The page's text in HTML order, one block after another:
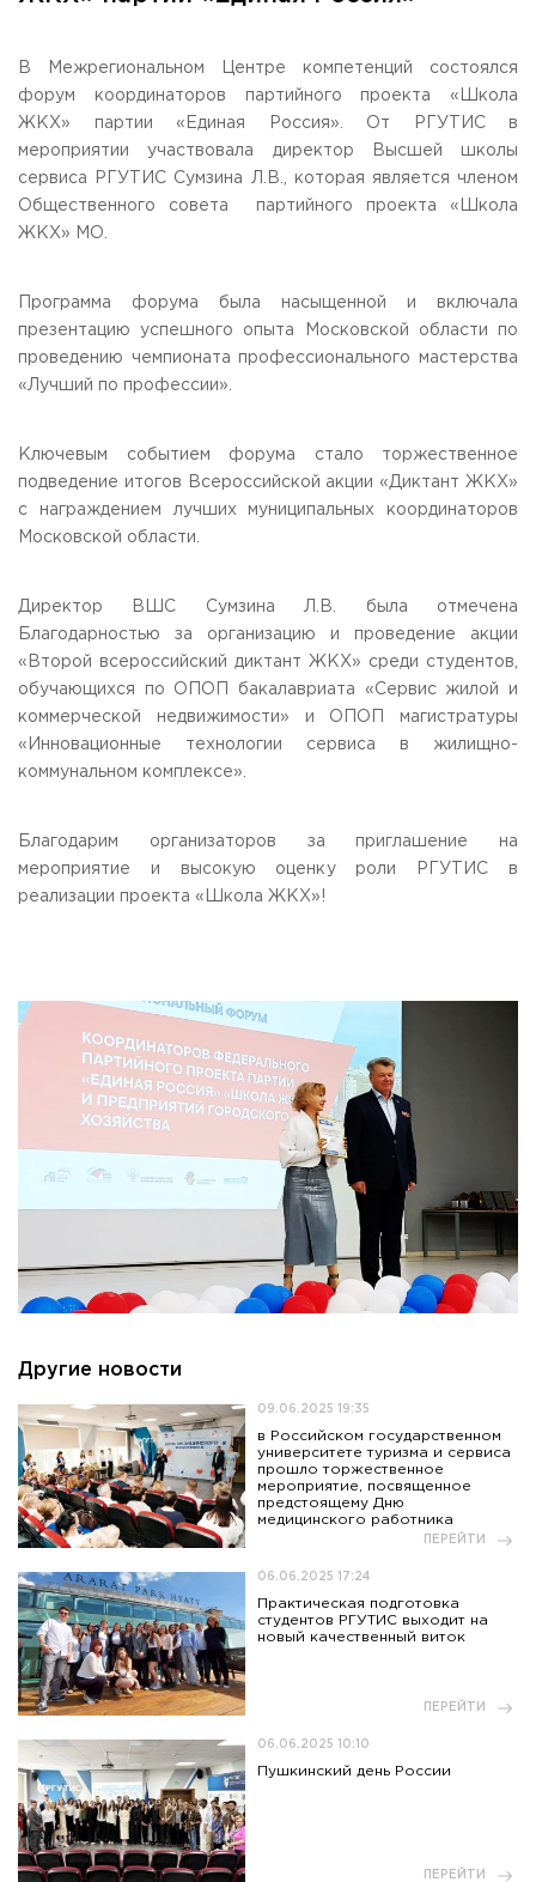
Общежитие / Кампус РГУТИС
Контакты
Научная деятельность
Дополнительное образование
Федеральный ресурсный центр
Федеральное учебно-методическое объединение в
системе СПО
Профком
Конкурс ППС
ЗАКАЗАТЬ ОБРАТНЫЙ ЗВОНОК
АДРЕС
141221, Московская обл.,Городской округ Пушкинский,
пгт. Черкизово, ул. Главная, 99
+7 (495) 940 83 58 - Приемная комиссия
E-MAIL
info@rguts.ru
obrashenia@rguts.ru
ГРАФИК И РЕЖИМ РАБОТЫ
пн-чт: с 09:00 до 18:00;
сб-вс: выходной
сб: с 10:00 до 15:30;
В Межрегиональном Центре компетенций состоялся
форум координаторов партийного проекта «Школа
ЖКХ» партии «Единая Россия». От РГУТИС в
мероприятии участвовала директор Высшей школы
сервиса РГУТИС Сумзина Л.В., которая является членом
Общественного совета партийного проекта «Школа
ЖКХ» МО.
Программа форума была насыщенной и включала
презентацию успешного опыта Московской области по
проведению чемпионата профессионального мастерства
«Лучший по профессии».
Ключевым событием форума стало торжественное
подведение итогов Всероссийской акции «Диктант ЖКХ»
с награждением лучших муниципальных координаторов
Московской области.
Директор ВШС Сумзина Л.В. была отмечена
Благодарностью за организацию и проведение акции
«Второй всероссийский диктант ЖКХ» среди студентов,
обучающихся по ОПОП бакалавриата «Сервис жилой и
коммерческой недвижимости» и ОПОП магистратуры
«Инновационные технологии сервиса в жилищно-
коммунальном комплексе».
Благодарим организаторов за приглашение на
мероприятие и высокую оценку роли РГУТИС в
реализации проекта «Школа ЖКХ»!
Другие новости
09.06.2025 19:35
в Российском государственном
университете туризма и сервиса
прошло торжественное
мероприятие, посвященное
предстоящему Дню
медицинского работника
ПЕРЕЙТИ
06.06.2025 17:24
Практическая подготовка
студентов РГУТИС выходит на
новый качественный виток
ПЕРЕЙТИ
06.06.2025 10:10
Пушкинский день России
ПЕРЕЙТИ